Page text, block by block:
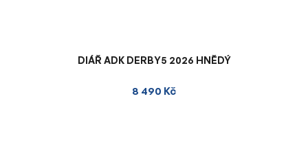
DIÁŘ ADK DERBY5 2026 HNĚDÝ
8 490 Kč